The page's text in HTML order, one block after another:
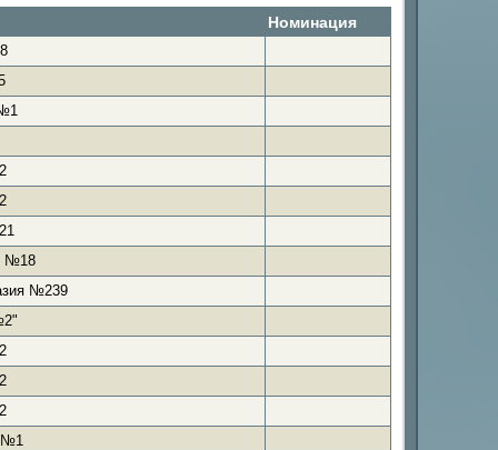
Номинация
№18
№239
№1